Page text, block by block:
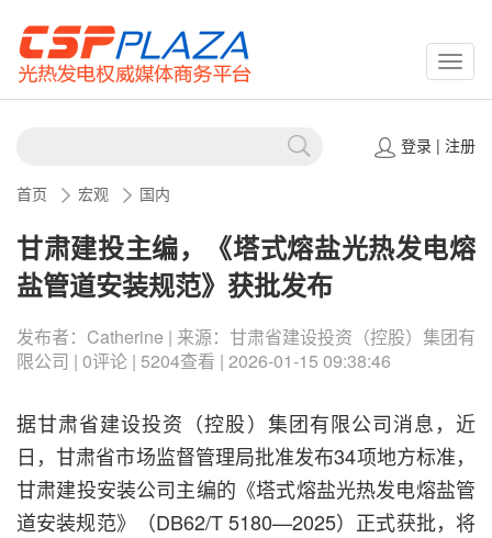
登录| 注册
首页 宏观 国内
甘肃建投主编，《塔式熔盐光热发电熔
盐管道安装规范》获批发布
发布者：Catherine | 来源：甘肃省建设投资（控股）集团有
限公司 | 0评论 | 5204查看 | 2026-01-15 09:38:46
据甘肃省建设投资（控股）集团有限公司消息，近
日，甘肃省市场监督管理局批准发布34项地方标准，
甘肃建投安装公司主编的《塔式熔盐光热发电熔盐管
道安装规范》（DB62/T 5180—2025）正式获批，将